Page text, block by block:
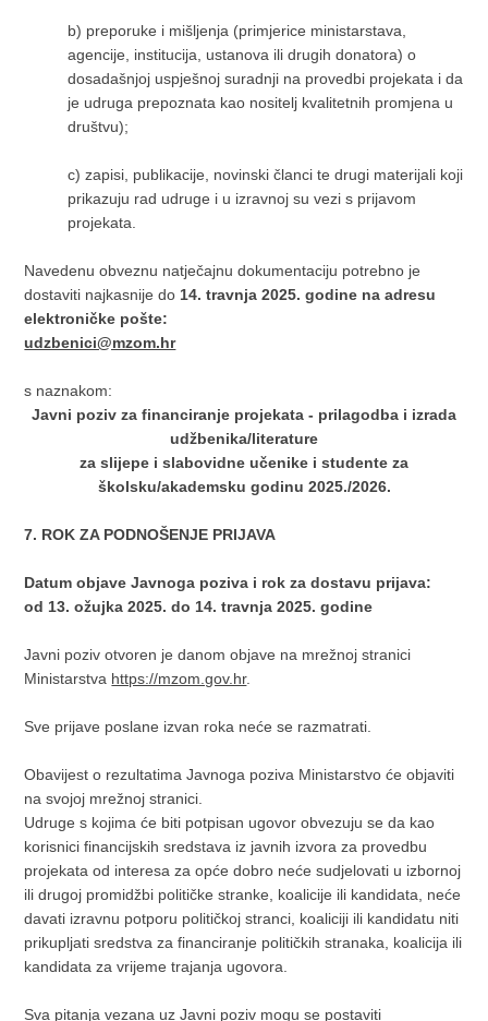
b) preporuke i mišljenja (primjerice ministarstava,
agencije, institucija, ustanova ili drugih donatora) o
dosadašnjoj uspješnoj suradnji na provedbi projekata i da
je udruga prepoznata kao nositelj kvalitetnih promjena u
društvu);
c) zapisi, publikacije, novinski članci te drugi materijali koji
prikazuju rad udruge i u izravnoj su vezi s prijavom
projekata.
Navedenu obveznu natječajnu dokumentaciju potrebno je
dostaviti najkasnije do 14. travnja 2025. godine na adresu
elektroničke pošte:
udzbenici@mzom.hr
s naznakom:
Javni poziv za financiranje projekata - prilagodba i izrada
udžbenika/literature
za slijepe i slabovidne učenike i studente za
školsku/akademsku godinu 2025./2026.
7. ROK ZA PODNOŠENJE PRIJAVA
Datum objave Javnoga poziva i rok za dostavu prijava:
od 13. ožujka 2025. do 14. travnja 2025. godine
Javni poziv otvoren je danom objave na mrežnoj stranici
Ministarstva https://mzom.gov.hr.
Sve prijave poslane izvan roka neće se razmatrati.
Obavijest o rezultatima Javnoga poziva Ministarstvo će objaviti
na svojoj mrežnoj stranici.
Udruge s kojima će biti potpisan ugovor obvezuju se da kao
korisnici financijskih sredstava iz javnih izvora za provedbu
projekata od interesa za opće dobro neće sudjelovati u izbornoj
ili drugoj promidžbi političke stranke, koalicije ili kandidata, neće
davati izravnu potporu političkoj stranci, koaliciji ili kandidatu niti
prikupljati sredstva za financiranje političkih stranaka, koalicija ili
kandidata za vrijeme trajanja ugovora.
Sva pitanja vezana uz Javni poziv mogu se postaviti